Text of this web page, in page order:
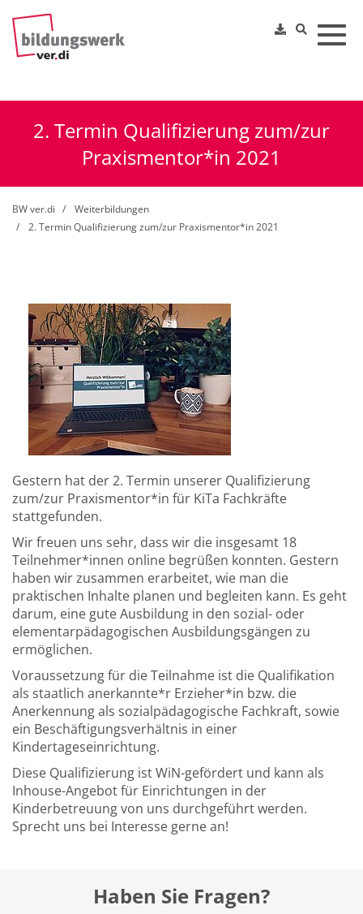
2. Termin Qualifizierung zum/zur
Praxismentor*in 2021
BW ver.di
Weiterbildungen
2. Termin Qualifizierung zum/zur Praxismentor*in 2021
Gestern hat der 2. Termin unserer Qualifizierung
zum/zur Praxismentor*in für KiTa Fachkräfte
stattgefunden.
Wir freuen uns sehr, dass wir die insgesamt 18
Teilnehmer*innen online begrüßen konnten. Gestern
haben wir zusammen erarbeitet, wie man die
praktischen Inhalte planen und begleiten kann. Es geht
darum, eine gute Ausbildung in den sozial- oder
elementarpädagogischen Ausbildungsgängen zu
ermöglichen.
Voraussetzung für die Teilnahme ist die Qualifikation
als staatlich anerkannte*r Erzieher*in bzw. die
Anerkennung als sozialpädagogische Fachkraft, sowie
ein Beschäftigungsverhältnis in einer
Kindertageseinrichtung.
Diese Qualifizierung ist WiN-gefördert und kann als
Inhouse-Angebot für Einrichtungen in der
Kinderbetreuung von uns durchgeführt werden.
Sprecht uns bei Interesse gerne an!
Haben Sie Fragen?